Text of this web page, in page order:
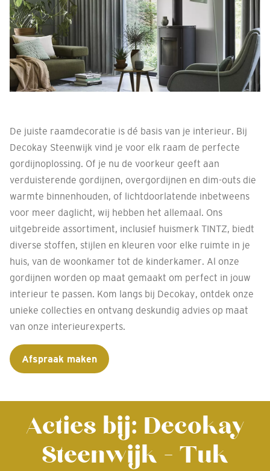
De juiste raamdecoratie is dé basis van je interieur. Bij
Decokay Steenwijk vind je voor elk raam de perfecte
gordijnoplossing. Of je nu de voorkeur geeft aan
verduisterende gordijnen, overgordijnen en dim-outs die
warmte binnenhouden, of lichtdoorlatende inbetweens
voor meer daglicht, wij hebben het allemaal. Ons
uitgebreide assortiment, inclusief huismerk TINTZ, biedt
diverse stoffen, stijlen en kleuren voor elke ruimte in je
huis, van de woonkamer tot de kinderkamer. Al onze
gordijnen worden op maat gemaakt om perfect in jouw
interieur te passen. Kom langs bij Decokay, ontdek onze
unieke collecties en ontvang deskundig advies op maat
van onze interieurexperts.
Afspraak maken
Acties bij: Decokay
Steenwijk - Tuk